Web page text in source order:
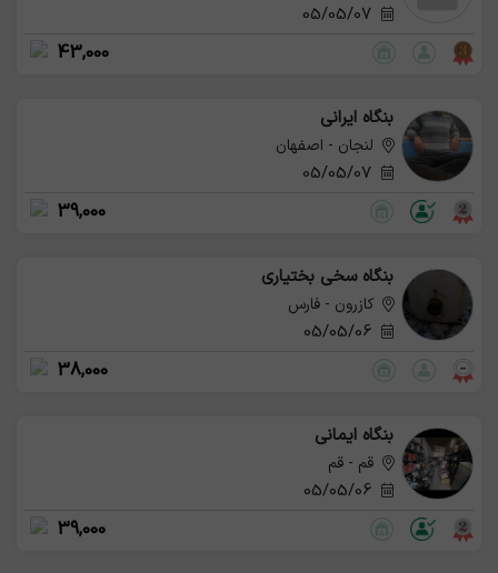
05/05/07
43,000
بنگاه ایرانی
لنجان - اصفهان
05/05/07
39,000
بنگاه سخی بختیاری
کازرون - فارس
05/05/06
38,000
بنگاه ایمانی
قم - قم
05/05/06
39,000